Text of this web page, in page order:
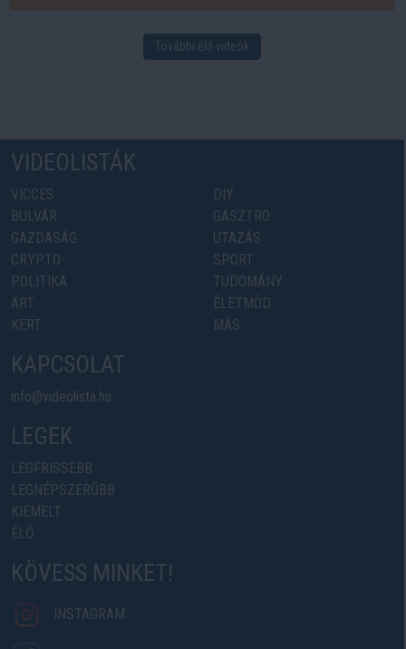
További élő videók
VIDEOLISTÁK
VICCES
BULVÁR
GAZDASÁG
CRYPTO
POLITIKA
ART
KERT
DIY
GASZTRO
UTAZÁS
SPORT
TUDOMÁNY
ÉLETMÓD
MÁS
KAPCSOLAT
info@videolista.hu
LEGEK
LEGFRISSEBB
LEGNÉPSZERŰBB
KIEMELT
ÉLŐ
KÖVESS MINKET!
INSTAGRAM